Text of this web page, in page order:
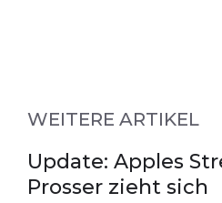
WEITERE ARTIKEL
Update: Apples
Prosser zieht sich